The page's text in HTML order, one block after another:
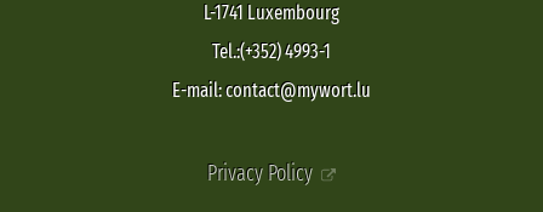
L-1741 Luxembourg
Tel.:(+352) 4993-1
E-mail: contact@mywort.lu
Privacy Policy